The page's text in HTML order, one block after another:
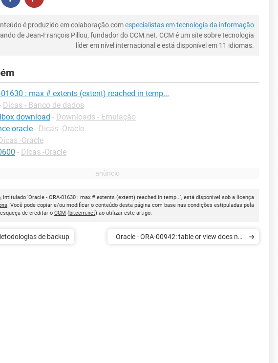
é produzido em colaboração comespecialistas em tecnologia da informação
de Jean-François Pillou, fundador do CCM.net. CCM é um site sobre tecnologia
líder em nível internacional e está disponível em 11 idiomas.
01630 : max # extents (extent) reached in temp...
Dicas - Banco de dados
download - Downloads - Emulação
oracle - Dicas -Oracle
Dicas -Oracle
- Dicas -Oracle
intitulado 'Oracle - ORA-01630 : max # extents (extent) reached in temp...', está disponível sob a licença
. Você pode copiar e/ou modificar o conteúdo desta página com base nas condições estipuladas pela
de creditar o CCM (br.ccm.net) ao utilizar este artigo.
de backup
Oracle - ORA-00942: table or view does not